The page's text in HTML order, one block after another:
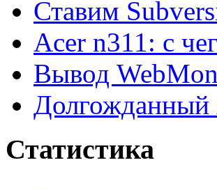
Ставим
Acer n311: с
Вывод
Статистика